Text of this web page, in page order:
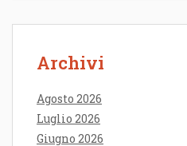
Archivi
Agosto 2026
Luglio 2026
Giugno 2026